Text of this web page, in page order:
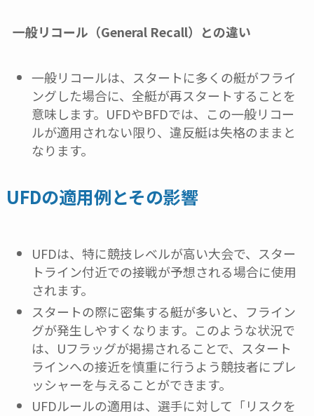
一般リコール（General Recall）との違い
一般リコールは、スタートに多くの艇がフライ
ングした場合に、全艇が再スタートすることを
意味します。UFDやBFDでは、この一般リコー
ルが適用されない限り、違反艇は失格のままと
なります。
UFDの適用例とその影響
UFDは、特に競技レベルが高い大会で、スター
トライン付近での接戦が予想される場合に使用
されます。
スタートの際に密集する艇が多いと、フライン
グが発生しやすくなります。このような状況で
は、Uフラッグが掲揚されることで、スタート
ラインへの接近を慎重に行うよう競技者にプレ
ッシャーを与えることができます。
UFDルールの適用は、選手に対して「リスクを